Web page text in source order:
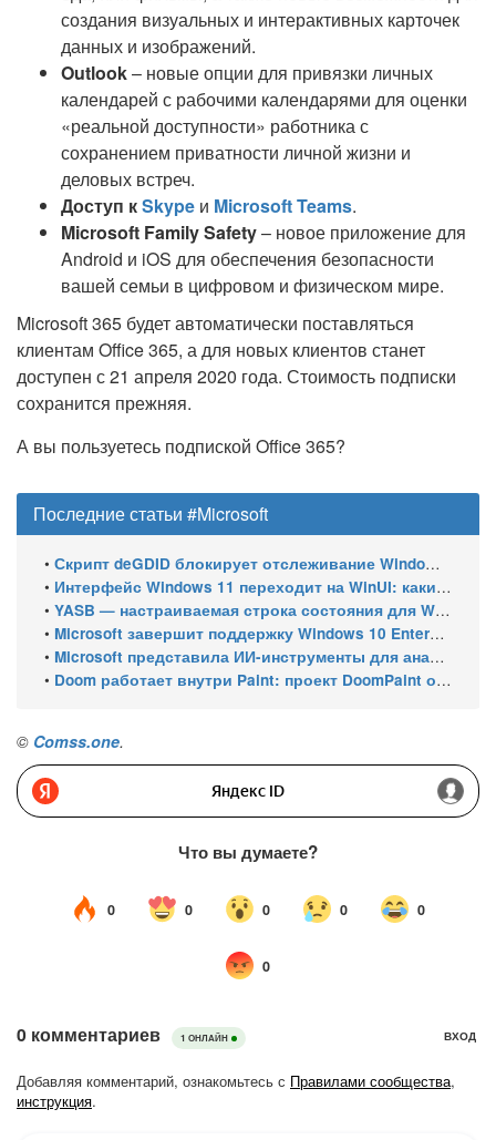
создания визуальных и интерактивных карточек
данных и изображений.
Outlook– новые опции для привязки личных
календарей с рабочими календарями для оценки
«реальной доступности» работника с
сохранением приватности личной жизни и
деловых встреч.
Доступ кSkype и Microsoft Teams.
Microsoft Family Safety– новое приложение для
Android и iOS для обеспечения безопасности
вашей семьи в цифровом и физическом мире.
Microsoft 365 будет автоматически поставляться
клиентам Office 365, а для новых клиентов станет
доступен с 21 апреля 2020 года. Стоимость подписки
сохранится прежняя.
А вы пользуетесь подпиской Office 365?
Последние статьи #Microsoft
• Скрипт deGDID блокирует отслеживание Windows по глобальному идентификатору устройства
• Интерфейс Windows 11 переходит на WinUI: какие системные элементы обновит Microsoft
• YASB — настраиваемая строка состояния для Windows с виджетами и поддержкой нескольких мониторов
• Microsoft завершит поддержку Windows 10 Enterprise LTSC 2021 в январе 2027 года. ESU продлят обновления до января 2030 года
• Microsoft представила ИИ-инструменты для анализа производительности Windows: ETW MCP и WPA MCP
• Doom работает внутри Paint: проект DoomPaint от технического директора Microsoft Azure
© Comss.one.